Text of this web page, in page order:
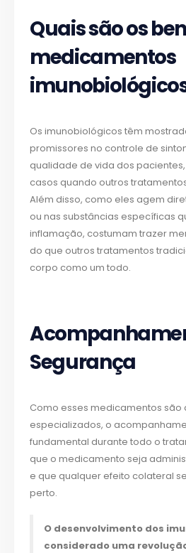
Quais são os
medicamentos
Os imunobiológicos têm
promissores no controle de
qualidade de vida dos
casos quando outros
Além disso, como eles agem
ou nas substâncias específicas
inflamação, costumam trazer
do que outros tratamentos
corpo como um todo.
Segurança
Como esses medicamentos são
especializados, o
fundamental durante todo o
que o medicamento seja
e que qualquer efeito colateral
perto.
O desenvolvimento dos
considerado uma